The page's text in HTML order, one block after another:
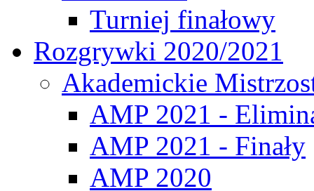
Turniej finałowy
Rozgrywki 2020/2021
Akademickie
AMP 2021 -
AMP 2021 - Finały
AMP 2020